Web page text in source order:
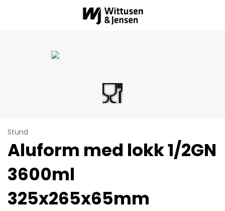
Stund
Aluform med lokk 1/2GN
3600ml
325x265x65mm